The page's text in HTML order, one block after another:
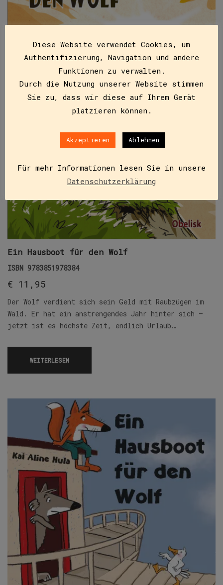
Ein Hausboot für den Wolf
ISBN 9783851978384
€ 11,95
Der Wolf verdient sich sein Geld mit Raubzügen im
Wald. Er hat ein anstrengendes Jahr hinter sich –
jetzt ist es höchste Zeit, endlich Urlaub…
WEITERLESEN
Diese Website verwendet Cookies, um
Authentifizierung, Navigation und andere
Funktionen zu verwalten.
Durch die Nutzung unserer Website stimmen
Sie zu, dass wir diese auf Ihrem Gerät
platzieren können.
Akzeptieren Ablehnen
Für mehr Informationen lesen Sie in unsere
Datenschutzerklärung